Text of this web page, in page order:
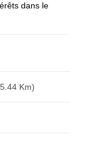
dans le
Km)